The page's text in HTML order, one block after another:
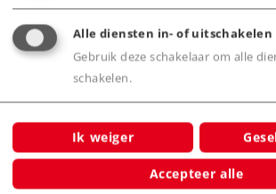
R3 = 515 mm / 30°
24330
Alle diensten in- of uitschakelen
Gebruik deze schakelaar om alle
schakelen.
Ik weiger
Accepteer alle